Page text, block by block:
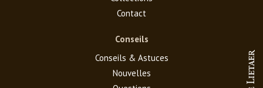
Contact
Conseils
Conseils & Astuces
Nouvelles